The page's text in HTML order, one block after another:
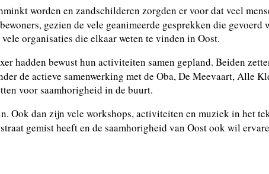
worden en zandschilderen zorgden er voor dat veel
gezien de vele geanimeerde gesprekken die gevoerd
organisaties die elkaar weten te vinden in Oost.
hadden bewust hun activiteiten samen gepland. Beiden
de actieve samenwerking met de Oba, De Meevaart, Alle
voor saamhorigheid in de buurt.
Ook dan zijn vele workshops, activiteiten en muziek in het
gemist heeft en de saamhorigheid van Oost ook wil